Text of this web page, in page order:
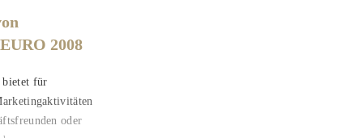
2008
bietet für
oder